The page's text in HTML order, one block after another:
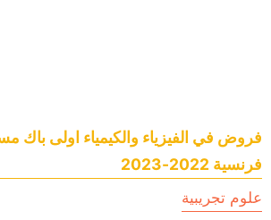
فروض في الفيزياء والكيمياء اولى باك
فرنسية 2022-2023
علوم تجريبية